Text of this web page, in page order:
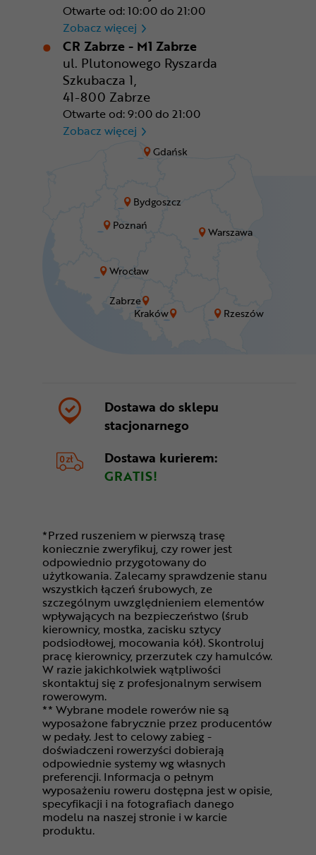
Bydgoszcz
Gdańsk
Kraków
Poznań
Rzeszów
Warszawa
Wrocław
Zabrze
Otwarte od: 10:00 do 21:00
Zobacz więcej CR Wrocław - CH Aleja
CR Zabrze - M1 Zabrze
ul. Plutonowego Ryszarda
Szkubacza 1,
41-800 Zabrze
Otwarte od: 9:00 do 21:00
Zobacz więcej CR Zabrze - M1 Zabrze
Dostawa do sklepu
stacjonarnego
Dostawa kurierem:
GRATIS!
*Przed ruszeniem w pierwszą trasę
koniecznie zweryfikuj, czy rower jest
odpowiednio przygotowany do
użytkowania. Zalecamy sprawdzenie stanu
wszystkich łączeń śrubowych, ze
szczególnym uwzględnieniem elementów
wpływających na bezpieczeństwo (śrub
kierownicy, mostka, zacisku sztycy
podsiodłowej, mocowania kół). Skontroluj
pracę kierownicy, przerzutek czy hamulców.
W razie jakichkolwiek wątpliwości
skontaktuj się z profesjonalnym serwisem
rowerowym.
** Wybrane modele rowerów nie są
wyposażone fabrycznie przez producentów
w pedały. Jest to celowy zabieg -
doświadczeni rowerzyści dobierają
odpowiednie systemy wg własnych
preferencji. Informacja o pełnym
wyposażeniu roweru dostępna jest w opisie,
specyfikacji i na fotografiach danego
modelu na naszej stronie i w karcie
produktu.